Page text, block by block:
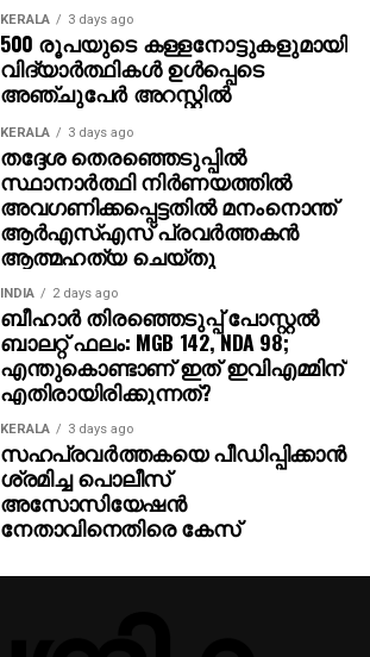
KERALA 3 days ago
500 രൂപയുടെ കള്ളനോട്ടുകളുമായി
വിദ്യാര്‍ത്ഥികള്‍ ഉള്‍പ്പെടെ
അഞ്ചുപേര്‍ അറസ്റ്റില്‍
KERALA 3 days ago
തദ്ദേശ തെരഞ്ഞെടുപ്പില്‍
സ്ഥാനാര്‍ത്ഥി നിര്‍ണയത്തില്‍
അവഗണിക്കപ്പെട്ടതില്‍ മനംനൊന്ത്
ആര്‍എസ്എസ് പ്രവര്‍ത്തകന്‍
ആത്മഹത്യ ചെയ്തു
INDIA 2 days ago
ബീഹാർ തിരഞ്ഞെടുപ്പ് പോസ്റ്റൽ
ബാലറ്റ് ഫലം: MGB 142, NDA 98;
എന്തുകൊണ്ടാണ് ഇത് ഇവിഎമ്മിന്
എതിരായിരിക്കുന്നത്?
KERALA 3 days ago
സഹപ്രവര്‍ത്തകയെ പീഡിപ്പിക്കാന്‍
ശ്രമിച്ച പൊലീസ്
അസോസിയേഷന്‍
നേതാവിനെതിരെ കേസ്